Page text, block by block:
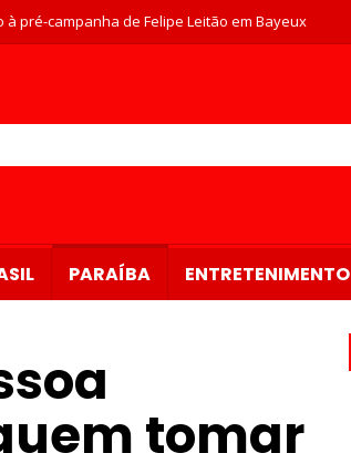
pré-campanha de Felipe Leitão em Bayeux
PARAÍBA ENTRETENIMENTO
tomar